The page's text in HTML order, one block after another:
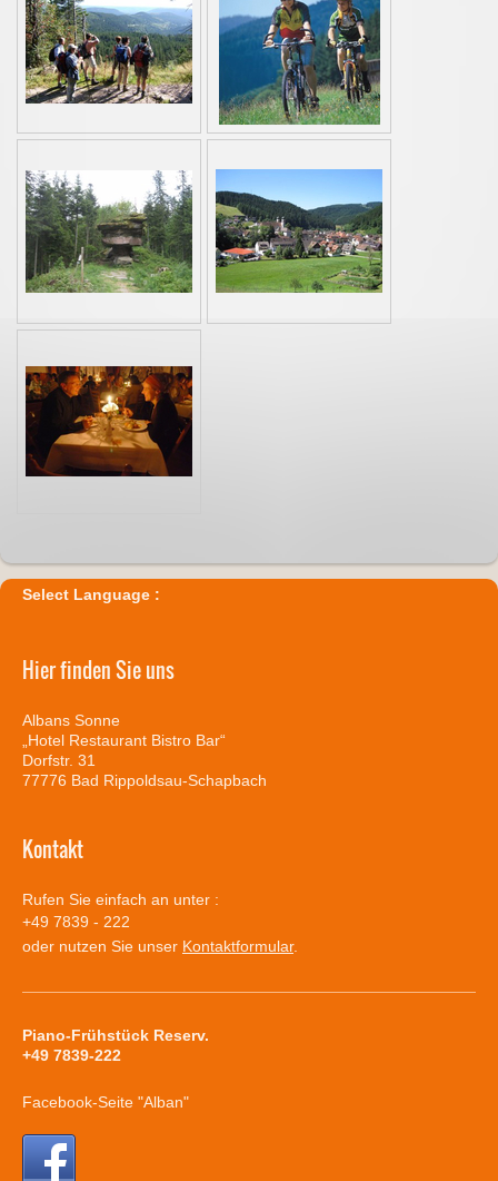
Select Language :
Hier finden Sie uns
Albans Sonne
„Hotel Restaurant Bistro Bar“
Dorfstr. 31
77776 Bad Rippoldsau-Schapbach
Kontakt
Rufen Sie einfach an unter :
+49 7839 - 222
oder nutzen Sie unser Kontaktformular.
Piano-Frühstück Reserv.
+49 7839-222
Facebook-Seite "Alban"